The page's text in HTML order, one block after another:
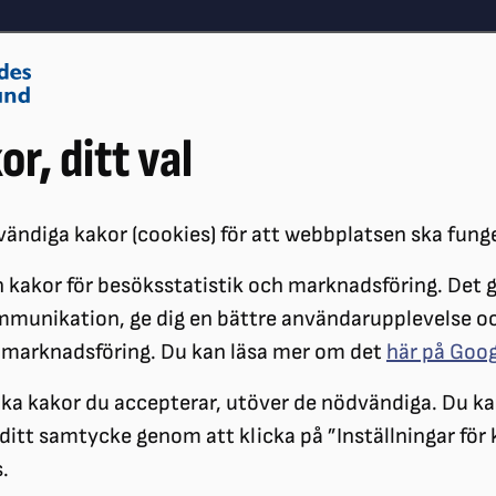
ditt val
kakor (cookies) för att webbplatsen ska
kakor för besöksstatistik och marknadsföring. Det
ge dig en bättre användarupplevelse
Du kan läsa mer om det här på
kakor du accepterar, utöver de nödvändiga. Du
samtycke genom att klicka på ”Inställningar för
Påverkansarbete
DISTRIKT SRF ÖSTERGÖTLAND OM SRF
Om SRF
Här hittar du information om